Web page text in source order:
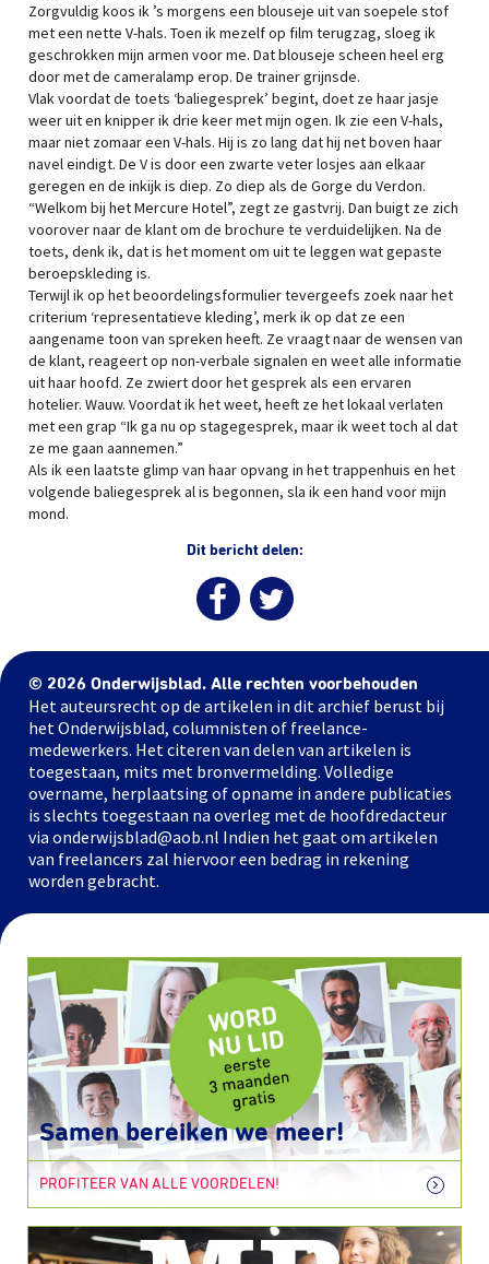
Zorgvuldig koos ik ’s morgens een blouseje uit van soepele stof
met een nette V-hals. Toen ik mezelf op film terugzag, sloeg ik
geschrokken mijn armen voor me. Dat blouseje scheen heel erg
door met de cameralamp erop. De trainer grijnsde.
Vlak voordat de toets ‘baliegesprek’ begint, doet ze haar jasje
weer uit en knipper ik drie keer met mijn ogen. Ik zie een V-hals,
maar niet zomaar een V-hals. Hij is zo lang dat hij net boven haar
navel eindigt. De V is door een zwarte veter losjes aan elkaar
geregen en de inkijk is diep. Zo diep als de Gorge du Verdon.
“Welkom bij het Mercure Hotel”, zegt ze gastvrij. Dan buigt ze zich
voorover naar de klant om de brochure te verduidelijken. Na de
toets, denk ik, dat is het moment om uit te leggen wat gepaste
beroepskleding is.
Terwijl ik op het beoordelingsformulier tevergeefs zoek naar het
criterium ‘representatieve kleding’, merk ik op dat ze een
aangename toon van spreken heeft. Ze vraagt naar de wensen van
de klant, reageert op non-verbale signalen en weet alle informatie
uit haar hoofd. Ze zwiert door het gesprek als een ervaren
hotelier. Wauw. Voordat ik het weet, heeft ze het lokaal verlaten
met een grap “Ik ga nu op stagegesprek, maar ik weet toch al dat
ze me gaan aannemen.”
Als ik een laatste glimp van haar opvang in het trappenhuis en het
volgende baliegesprek al is begonnen, sla ik een hand voor mijn
mond.
Dit bericht delen:
© 2026 Onderwijsblad. Alle rechten voorbehouden
Het auteursrecht op de artikelen in dit archief berust bij
het Onderwijsblad, columnisten of freelance-
medewerkers. Het citeren van delen van artikelen is
toegestaan, mits met bronvermelding. Volledige
overname, herplaatsing of opname in andere publicaties
is slechts toegestaan na overleg met de hoofdredacteur
via onderwijsblad@aob.nl Indien het gaat om artikelen
van freelancers zal hiervoor een bedrag in rekening
worden gebracht.
Samen bereiken we meer!
PROFITEER VAN ALLE VOORDELEN!